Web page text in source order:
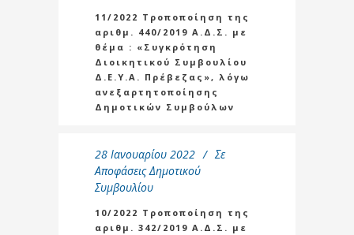
11/2022 Τροποποίηση της
αριθμ. 440/2019 Α.Δ.Σ. με
θέμα : «Συγκρότηση
Διοικητικού Συμβουλίου
Δ.Ε.Υ.Α. Πρέβεζας», λόγω
ανεξαρτητοποίησης
Δημοτικών Συμβούλων
28 Ιανουαρίου 2022
Σε
Αποφάσεις Δημοτικού
Συμβουλίου
10/2022 Τροποποίηση της
αριθμ. 342/2019 Α.Δ.Σ. με